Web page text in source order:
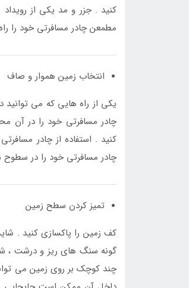
کنید . جزر و مد یکی از
مطمعن چادر مسافرتی خود را
انتخاب زمین هموار و صاف
یکی از راه هایی که می توانید
چادر مسافرتی خود را در آن
کنید . استفاده از چادر
چادر مسافرتی خود را در سطوح
تمیز کردن سطح زمین
کف زمین را پاکسازی کنید .
گونه سنگ های ریز و درشت ،
چند کوچک بر روی زمین می